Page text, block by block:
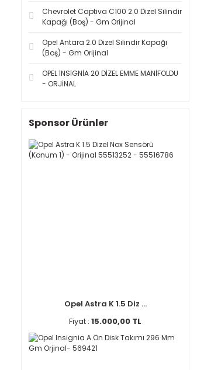
Chevrolet Captiva C100 2.0 Dizel Silindir
Kapağı (Boş) - Gm Orijinal
Opel Antara 2.0 Dizel Silindir Kapağı
(Boş) - Gm Orijinal
OPEL İNSİGNİA 20 DİZEL EMME MANİFOLDU
- ORJİNAL
Sponsor Ürünler
Opel Astra K 1.5 Diz ...
Fiyat : 15.000,00 TL